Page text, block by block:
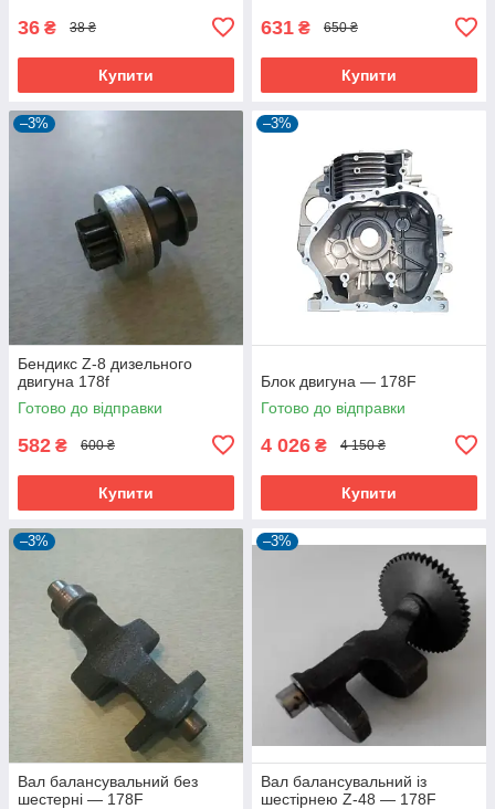
36 ₴ 38 ₴
Купити
631 ₴ 650 ₴
Купити
–3%
Бендикс Z-8 дизельного
двигуна 178f
Готово до відправки
582 ₴ 600 ₴
Купити
–3%
Блок двигуна — 178F
Готово до відправки
4 026 ₴ 4 150 ₴
Купити
–3%
Вал балансувальний без
шестерні — 178F
–3%
Вал балансувальний із
шестірнею Z-48 — 178F